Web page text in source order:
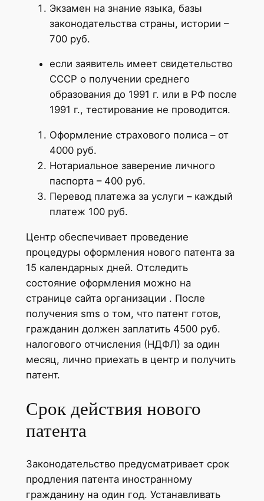
Экзамен на знание языка, базы
законодательства страны, истории –
700 руб.
если заявитель имеет свидетельство
СССР о получении среднего
образования до 1991 г. или в РФ после
1991 г., тестирование не проводится.
Оформление страхового полиса – от
4000 руб.
Нотариальное заверение личного
паспорта – 400 руб.
Перевод платежа за услуги – каждый
платеж 100 руб.
Центр обеспечивает проведение
процедуры оформления нового патента за
15 календарных дней. Отследить
состояние оформления можно на
странице сайта организации . После
получения sms о том, что патент готов,
гражданин должен заплатить 4500 руб.
налогового отчисления (НДФЛ) за один
месяц, лично приехать в центр и получить
патент.
Срок действия нового
патента
Законодательство предусматривает срок
продления патента иностранному
гражданину на один год. Устанавливать